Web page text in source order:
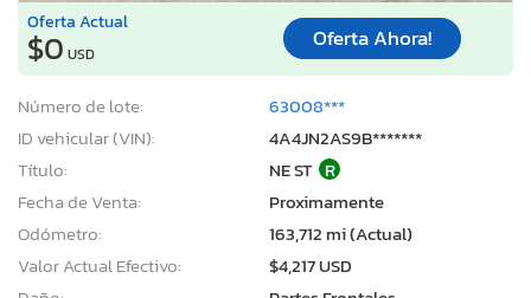
Oferta Actual
$0 USD
Oferta Ahora!
Número de lote:
63008***
ID vehicular (VIN):
4A4JN2AS9B*******
Título:
NE ST R
Fecha de Venta:
Proximamente
Odómetro:
163,712 mi (Actual)
Valor Actual Efectivo:
$4,217 USD